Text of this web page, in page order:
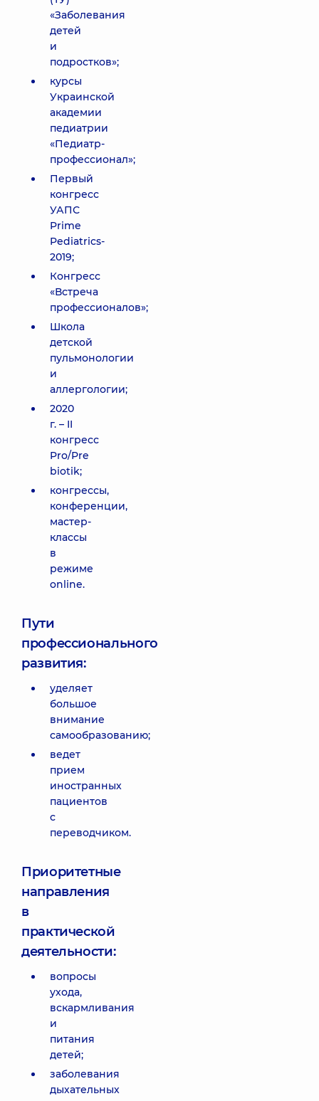
«Заболевания
детей
и
подростков»;
курсы
Украинской
академии
педиатрии
«Педиатр-
профессионал»;
Первый
конгресс
УАПС
Prime
Pediatrics-
2019;
Конгресс
«Встреча
профессионалов»;
Школа
детской
пульмонологии
и
аллергологии;
2020
г. – II
конгресс
Pro/Pre
biotik;
конгрессы,
конференции,
мастер-
классы
в
режиме
online.
Пути
профессионального
развития:
уделяет
большое
внимание
самообразованию;
ведет
прием
иностранных
пациентов
с
переводчиком.
Приоритетные
направления
в
практической
деятельности:
вопросы
ухода,
вскармливания
и
питания
детей;
заболевания
дыхательных